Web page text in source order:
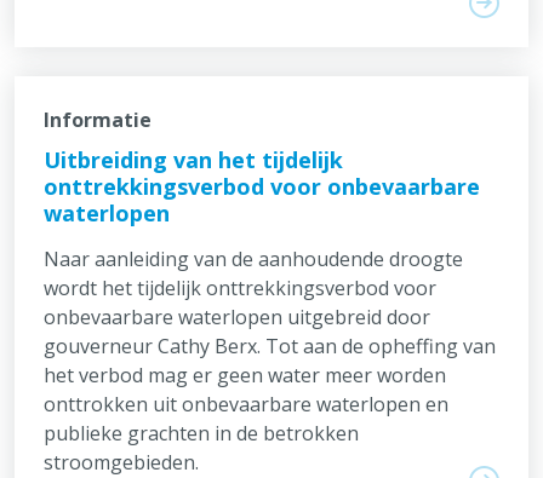
Informatie
Uitbreiding van het tijdelijk
onttrekkingsverbod voor onbevaarbare
waterlopen
Naar aanleiding van de aanhoudende droogte
wordt het tijdelijk onttrekkingsverbod voor
onbevaarbare waterlopen uitgebreid door
gouverneur Cathy Berx. Tot aan de opheffing van
het verbod mag er geen water meer worden
onttrokken uit onbevaarbare waterlopen en
publieke grachten in de betrokken
stroomgebieden.